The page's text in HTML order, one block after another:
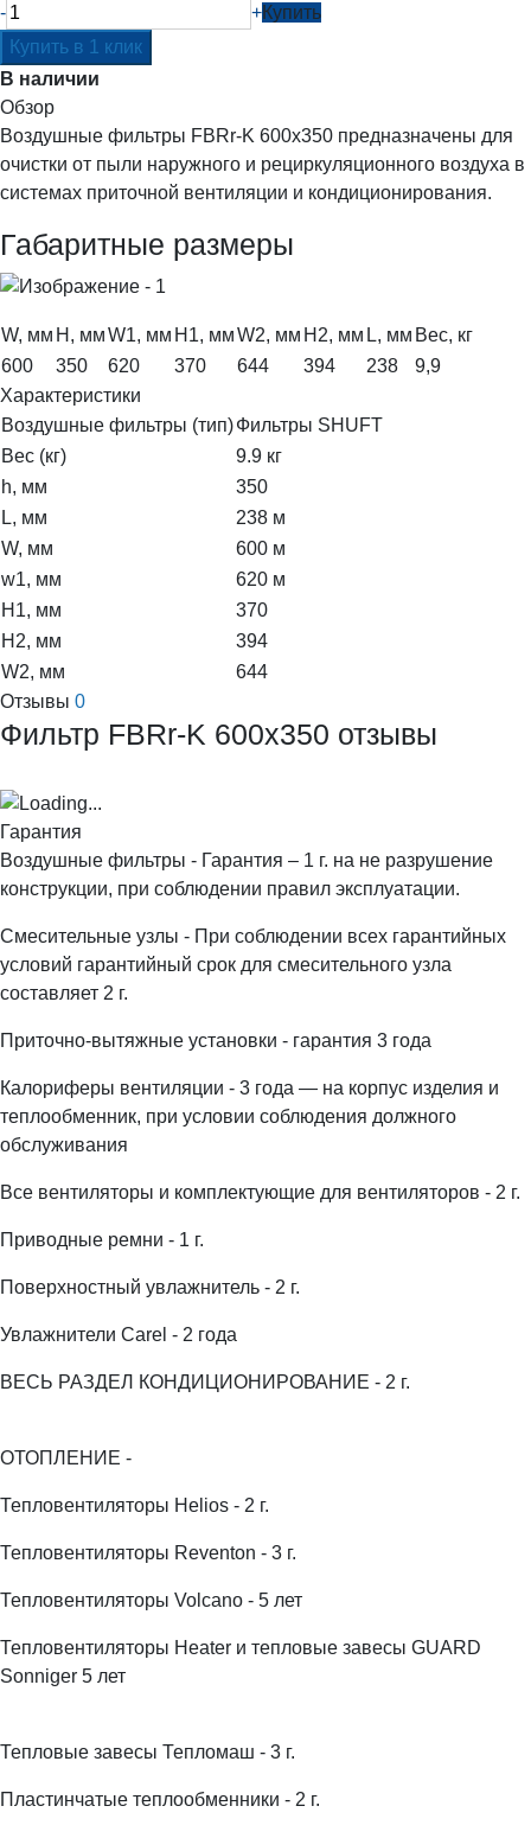
-
+Купить
В наличии
Обзор
Воздушные фильтры FBRr-K 600x350 предназначены для
очистки от пыли наружного и рециркуляционного воздуха в
системах приточной вентиляции и кондиционирования.
Габаритные размеры
W, мм H, ммW1, мм H1, ммW2, мм H2, мм L, мм Вес, кг
600
350 620 370 644 394 238
9,9
Характеристики
Воздушные фильтры (тип)Фильтры SHUFT
Вес (кг)
9.9 кг
h, мм
350
L, мм
238 м
W, мм
600 м
w1, мм
620 м
H1, мм
370
H2, мм
394
W2, мм
644
Отзывы 0
Фильтр FBRr-K 600x350 отзывы
Гарантия
Воздушные фильтры - Гарантия – 1 г. на не разрушение
конструкции, при соблюдении правил эксплуатации.
Смесительные узлы - При соблюдении всех гарантийных
условий гарантийный срок для смесительного узла
составляет 2 г.
Приточно-вытяжные установки - гарантия 3 года
Калориферы вентиляции - 3 года — на корпус изделия и
теплообменник, при условии соблюдения должного
обслуживания
Все вентиляторы и комплектующие для вентиляторов - 2 г.
Приводные ремни - 1 г.
Поверхностный увлажнитель - 2 г.
Увлажнители Carel - 2 года
ВЕСЬ РАЗДЕЛ КОНДИЦИОНИРОВАНИЕ - 2 г.
ОТОПЛЕНИЕ -
Тепловентиляторы Helios - 2 г.
Тепловентиляторы Reventon - 3 г.
Тепловентиляторы Volcano - 5 лет
Тепловентиляторы Heater и тепловые завесы GUARD
Sonniger 5 лет
Тепловые завесы Тепломаш - 3 г.
Пластинчатые теплообменники - 2 г.